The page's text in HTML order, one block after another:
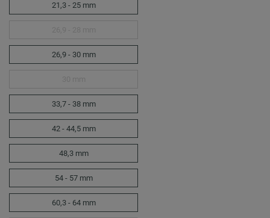
21,3 - 25 mm
26,9 - 30 mm
33,7 - 38 mm
42 - 44,5 mm
48,3 mm
54 - 57 mm
60,3 - 64 mm